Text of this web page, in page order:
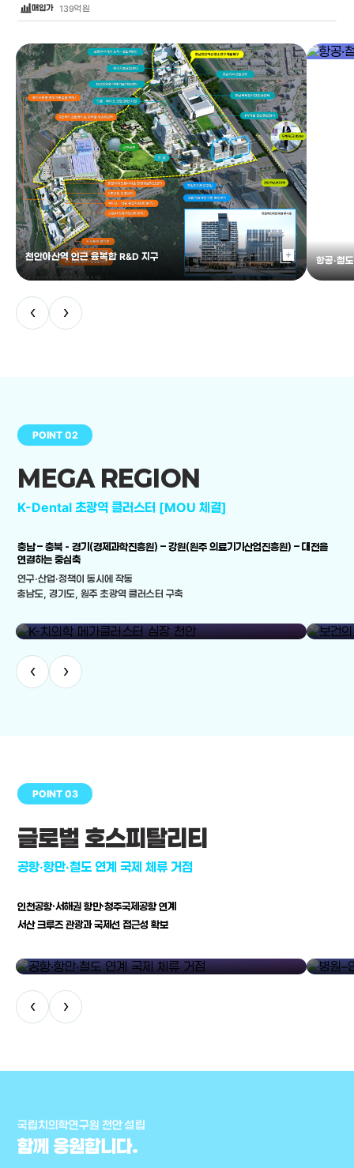
bar_chart_4_bars매입가 139억원
천안아산역 인근 융복합 R&D 지구 library_add 항공·철
‹ ›
POINT 02
MEGA REGION
K-Dental 초광역 클러스터 [MOU 체결]
충남 – 충북 - 경기(경제과학진흥원) – 강원(원주 의료기기산업진흥원) – 대전을
연결하는 중심축
연구·산업·정책이 동시에 작동
충남도, 경기도, 원주 초광역 클러스터 구축
‹ ›
POINT 03
글로벌 호스피탈리티
공항·항만·철도 연계 국제 체류 거점
인천공항·서해권 항만·청주국제공항 연계
서산 크루즈 관광과 국제선 접근성 확보
‹ ›
국립치의학연구원 천안 설립
함께 응원합니다.